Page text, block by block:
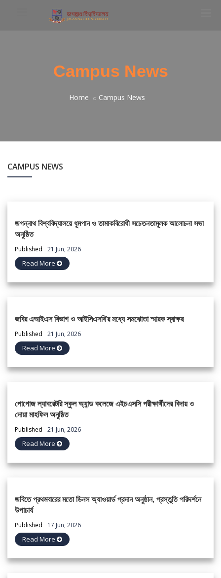
Campus News
Home Campus News
CAMPUS NEWS
জগন্নাথ বিশ্ববিদ্যালয়ে ধূমপান ও তামাকবিরোধী সচেতনতামূলক আলোচনা সভা
অনুষ্ঠিত
Published 21 Jun, 2026
Read More
জবির এআইএস বিভাগ ও আইসিএসবি’র মধ্যে সমঝোতা স্মারক স্বাক্ষর
Published 21 Jun, 2026
Read More
পোগোজ ল্যাবরেটরি স্কুল অ্যান্ড কলেজে এইচএসসি পরীক্ষার্থীদের বিদায় ও
দোয়া মাহফিল অনুষ্ঠিত
Published 21 Jun, 2026
Read More
জবিতে প্রথমবারের মতো ডিনস অ্যাওয়ার্ড প্রদান অনুষ্ঠান, প্রস্তুতি পরিদর্শনে
উপাচার্য
Published 17 Jun, 2026
Read More